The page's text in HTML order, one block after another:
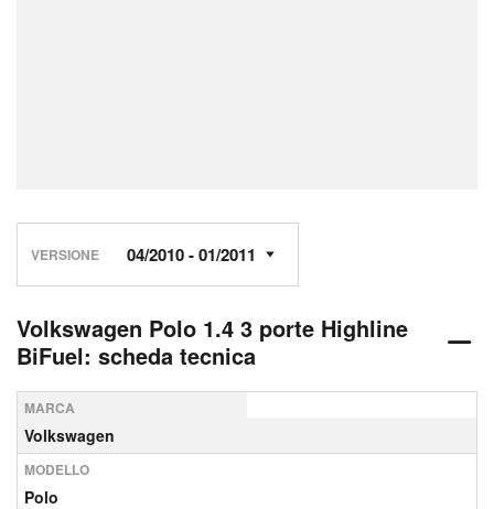
VERSIONE
Volkswagen Polo 1.4 3 porte Highline
BiFuel: scheda tecnica
MARCA
Volkswagen
MODELLO
Polo